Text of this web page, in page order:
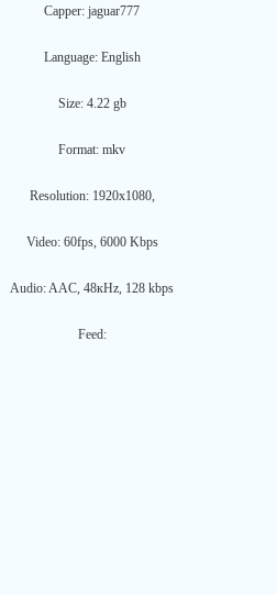
Capper: jaguar777
Language: English
Size: 4.22 gb
Format: mkv
Resolution: 1920x1080,
Video: 60fps, 6000 Kbps
Audio: AAC, 48кHz, 128 kbps
Feed: